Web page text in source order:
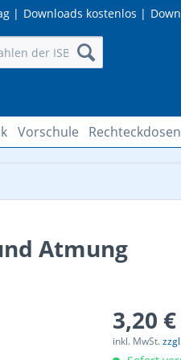
Downloads kostenlos |
|
Vorschule Rechteckdosen
Atmung
3,20
inkl. MwSt.